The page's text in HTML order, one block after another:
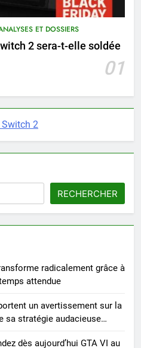
ET DOSSIERS
2 sera-t-elle soldée
01
2
RECHERCHER
radicalement grâce à
attendue
un avertissement sur la
sa stratégie audacieuse…
dès aujourd’hui GTA VI au